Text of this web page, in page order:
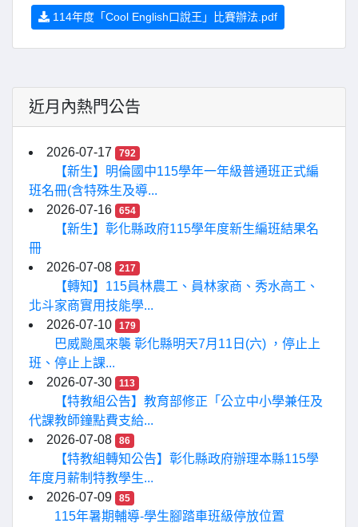
114年度「Cool English口說王」比賽辦法.pdf
近月內熱門公告
2026-07-17 792
【新生】明倫國中115學年一年級普通班正式編
班名冊(含特殊生及導...
2026-07-16
654
【新生】彰化縣政府115學年度新生編班結果名
冊
2026-07-08
217
【轉知】115員林農工、員林家商、秀水高工、
北斗家商實用技能學...
2026-07-10
179
巴威颱風來襲 彰化縣明天7月11日(六) ，停止上
班、停止上課...
2026-07-30
113
【特教組公告】教育部修正「公立中小學兼任及
代課教師鐘點費支給...
2026-07-08
86
【特教組轉知公告】彰化縣政府辦理本縣115學
年度月薪制特教學生...
2026-07-09
85
115年暑期輔導-學生腳踏車班級停放位置